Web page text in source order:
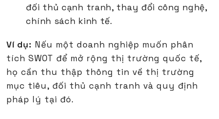
đối thủ cạnh tranh, thay đổi công nghệ,
chính sách kinh tế.
Ví dụ: Nếu một doanh nghiệp muốn phân
tích SWOT để mở rộng thị trường quốc tế,
họ cần thu thập thông tin về thị trường
mục tiêu, đối thủ cạnh tranh và quy định
pháp lý tại đó.